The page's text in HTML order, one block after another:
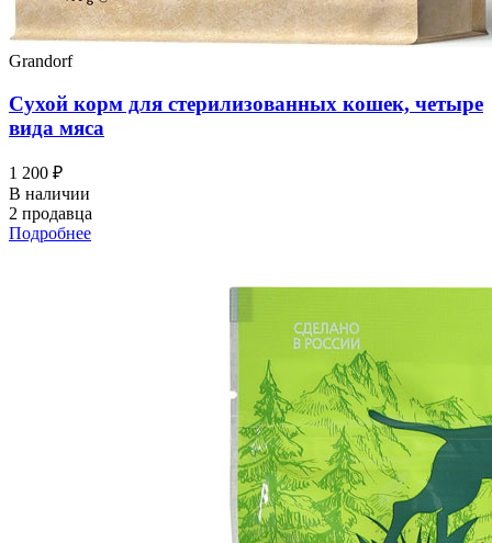
Grandorf
Сухой корм для стерилизованных кошек, четыре
вида мяса
1 200 ₽
В наличии
2 продавца
Подробнее